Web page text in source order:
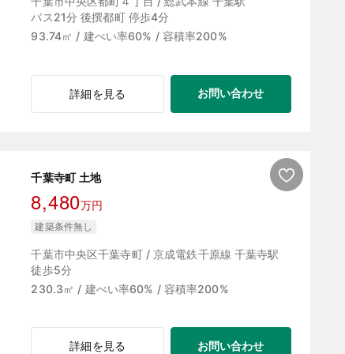
バス21分 後撰都町 停歩4分
93.74㎡ / 建ぺい率60% / 容積率200%
詳細を見る お問い合わせ
千葉寺町 土地
8,480万円
建築条件無し
千葉市中央区千葉寺町 / 京成電鉄千原線 千葉寺駅
徒歩5分
230.3㎡ / 建ぺい率60% / 容積率200%
詳細を見る お問い合わせ